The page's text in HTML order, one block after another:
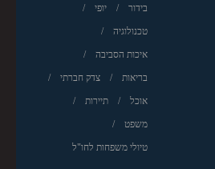
בידור יופי
טכנולוגיה
איכות הסביבה
בריאות צדק חברתי
אוכל תיירות
משפט
טיולי משפחות לחו"ל